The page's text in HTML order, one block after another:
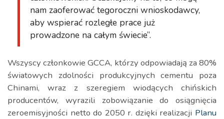
nam zaoferować tegoroczni wnioskodawcy,
aby wspierać rozległe prace już
prowadzone na całym świecie”.
Wszyscy członkowie GCCA, którzy odpowiadają za 80%
światowych zdolności produkcyjnych cementu poza
Chinami, wraz z szeregiem wiodących chińskich
producentów, wyrazili zobowiązanie do osiągnięcia
zeroemisyjności netto do 2050 r. dzięki realizacji Planu